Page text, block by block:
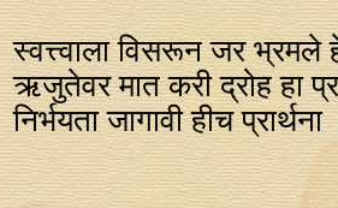
स्वत्त्वाला विसरून जर भ्रमले
ऋजुतेवर मात करी द्रोह हा
निर्भयता जागावी हीच प्रार्थना